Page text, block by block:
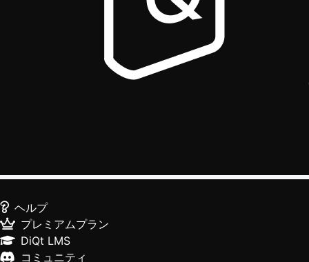
ヘルプ
プレミアムプラン
DiQt LMS
コミュニティ